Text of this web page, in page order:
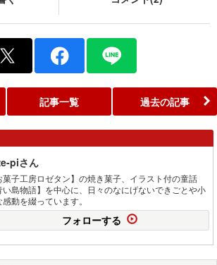
記事一覧 過去の記事
piさん
菓子工房ロゼタン】の焼き菓子、イラスト付の童話
い島物語】を中心に、日々のなにげないできごとや小
感動を綴っています。
フォローする